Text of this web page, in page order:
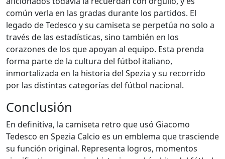
común verla en las gradas durante los partidos. El
legado de Tedesco y su camiseta se perpetúa no solo a
través de las estadísticas, sino también en los
corazones de los que apoyan al equipo. Esta prenda
forma parte de la cultura del fútbol italiano,
inmortalizada en la historia del Spezia y su recorrido
por las distintas categorías del fútbol nacional.
Conclusión
En definitiva, la camiseta retro que usó Giacomo
Tedesco en Spezia Calcio es un emblema que trasciende
su función original. Representa logros, momentos